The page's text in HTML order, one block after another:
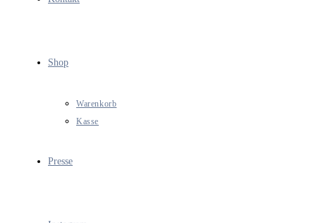
Shop
Warenkorb
Kasse
Presse